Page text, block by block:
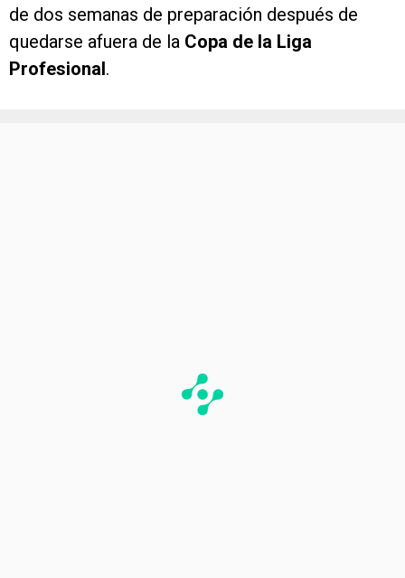
de dos semanas de preparación después de
quedarse afuera de la Copa de la Liga
Profesional .